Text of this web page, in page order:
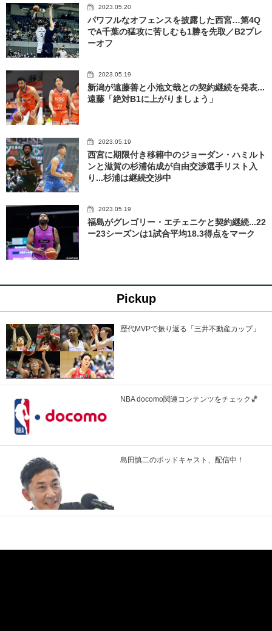
2023.05.20
パワフルなオフェンスを披露した西宮…第4Q
でA千葉の猛攻に苦しむも1勝を先取／B2プレ
ーオフ
2023.05.19
新潟が遠藤善と小池文哉との契約継続を発表...
遠藤「絶対B1に上がりましょう」
2023.05.19
西宮に期限付き移籍中のジョーダン・ハミルト
ンと滋賀の杉浦佑成が自由交渉選手リスト入
り...杉浦は継続交渉中
2023.05.19
福島がグレゴリー・エチェニケと契約継続...22
ー23シーズンは1試合平均18.3得点をマーク
Pickup
歴代MVPで振り返る「三井不動産カップ」
NBA docomo関連コンテンツをチェック🏀
島田慎二のポッドキャスト、配信中！